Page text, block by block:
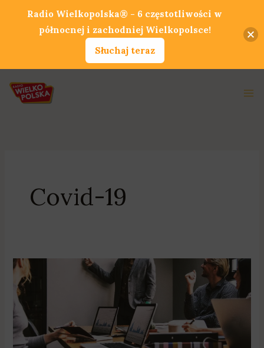
Covid-19
Ostatni
dzwonek
na
skorzystanie
z
„postojowego”
Radio Wielkopolska® - 6 częstotliwości w
północnej i zachodniej Wielkopolsce!
Słuchaj teraz